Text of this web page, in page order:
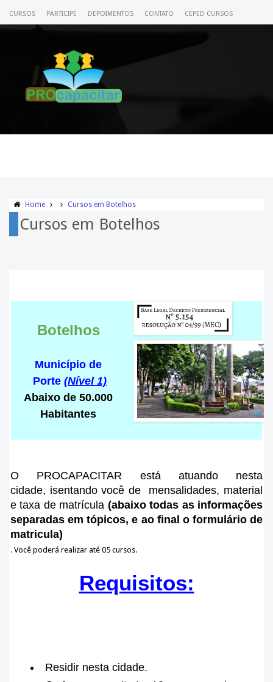
CURSOS PARTICIPE DEPOIMENTOS CONTATO CEPED CURSOS
Home Cursos em Botelhos
Cursos em Botelhos
Botelhos
Município de
Porte (Nível 1)
Abaixo de 50.000
Habitantes
O PROCAPACITAR está atuando nesta
cidade, isentando você de mensalidades, material
e taxa de matrícula (abaixo todas as informações
separadas em tópicos, e ao final o formulário de
matricula)
. Você poderá realizar até 05 cursos.
Requisitos:
Residir nesta cidade.